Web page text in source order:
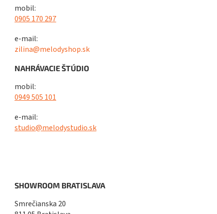
mobil:
0905 170 297
e-mail:
zilina@melodyshop.sk
NAHRÁVACIE ŠTÚDIO
mobil:
0949 505 101
e-mail:
studio@melodystudio.sk
SHOWROOM BRATISLAVA
Smrečianska 20